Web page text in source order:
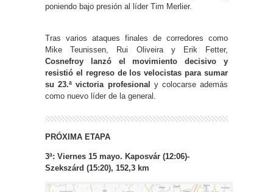
poniendo bajo presión al líder Tim Merlier.
Tras varios ataques finales de corredores como
Mike Teunissen, Rui Oliveira y Erik Fetter,
Cosnefroy lanzó el movimiento decisivo y
resistió el regreso de los velocistas para sumar
su 23.ª victoria profesional y colocarse además
como nuevo líder de la general.
PRÓXIMA ETAPA
3ª: Viernes 15 mayo. Kaposvár (12:06)-
Szekszárd (15:20), 152,3 km